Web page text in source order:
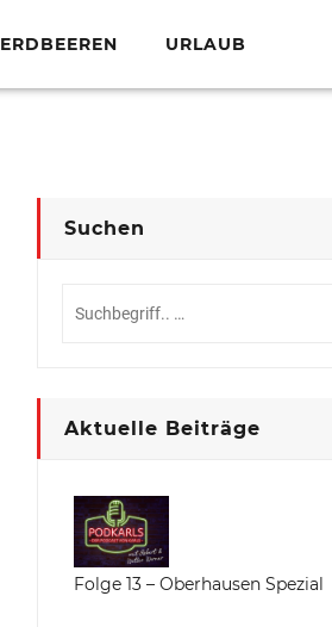
ERDBEEREN URLAUB
Suchen
Aktuelle Beiträge
Folge 13 – Oberhausen Spezial